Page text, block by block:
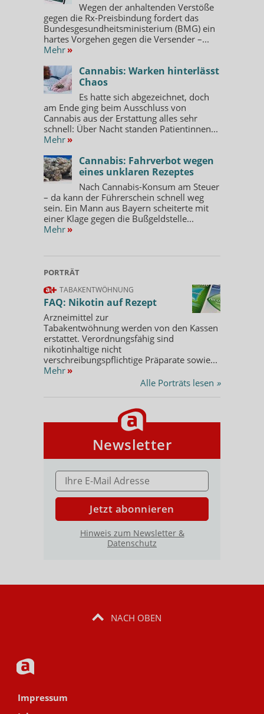
Wegen der anhaltenden Verstöße
gegen die Rx-Preisbindung fordert das
Bundesgesundheitsministerium (BMG) ein
hartes Vorgehen gegen die Versender –...
Mehr »
Cannabis: Warken hinterlässt
Chaos
Es hatte sich abgezeichnet, doch
am Ende ging beim Ausschluss von
Cannabis aus der Erstattung alles sehr
schnell: Über Nacht standen Patientinnen...
Mehr »
Cannabis: Fahrverbot wegen
eines unklaren Rezeptes
Nach Cannabis-Konsum am Steuer
– da kann der Führerschein schnell weg
sein. Ein Mann aus Bayern scheiterte mit
einer Klage gegen die Bußgeldstelle...
Mehr »
PORTRÄT
TABAKENTWÖHNUNG
FAQ: Nikotin auf Rezept
Arzneimittel zur
Tabakentwöhnung werden von den Kassen
erstattet. Verordnungsfähig sind
nikotinhaltige nicht
verschreibungspflichtige Präparate sowie...
Mehr »
Alle Porträts lesen »
Newsletter
E-MAIL ADRESSE
Jetzt abonnieren
Hinweis zum Newsletter &
Datenschutz
NACH OBEN
Impressum